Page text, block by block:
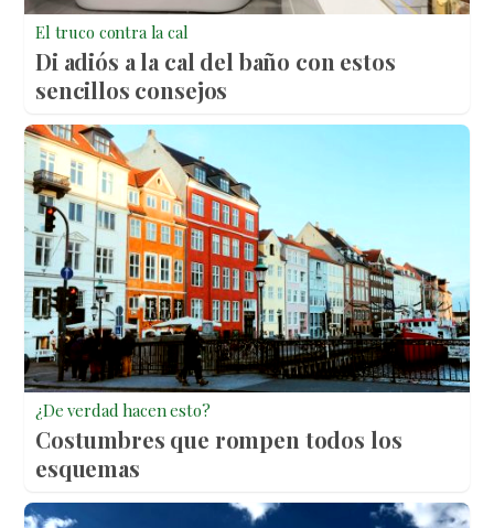
El truco contra la cal
Di adiós a la cal del baño con estos
sencillos consejos
¿De verdad hacen esto?
Costumbres que rompen todos los
esquemas